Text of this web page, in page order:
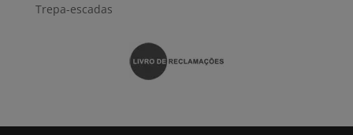
Trepa-escadas